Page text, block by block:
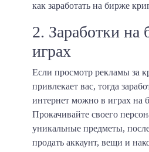
как заработать на бирже
2. Заработки на
играх
Если просмотр рекламы за
привлекает вас, тогда
интернет можно в играх на
Прокачивайте своего
уникальные предметы,
продать аккаунт, вещи и